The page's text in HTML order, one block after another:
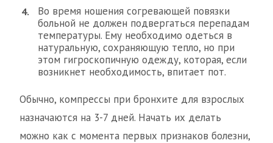
Во время ношения согревающей повязки
больной не должен подвергаться перепадам
температуры. Ему необходимо одеться в
натуральную, сохраняющую тепло, но при
этом гигроскопичную одежду, которая, если
возникнет необходимость, впитает пот.
Обычно, компрессы при бронхите для взрослых
назначаются на 3-7 дней. Начать их делать
можно как с момента первых признаков болезни,